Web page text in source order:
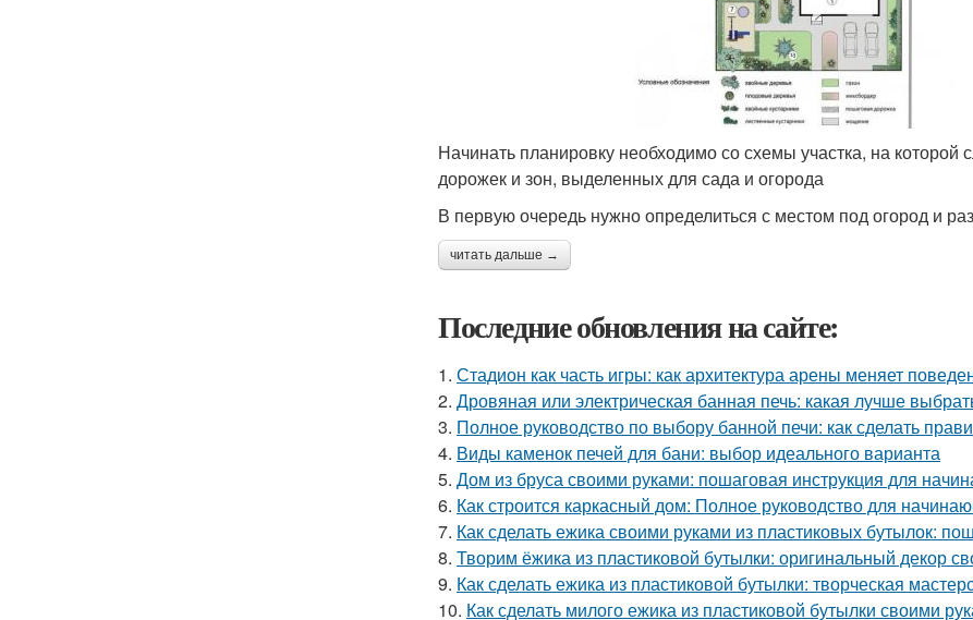
Начинать планировку необходимо со схемы участка, на которой
дорожек и зон, выделенных для сада и огорода
В первую очередь нужно определиться с местом под огород и
читать дальше →
Последние обновления на сайте:
1. Стадион как часть игры: как архитектура арены меняет
2. Дровяная или электрическая банная печь: какая лучше
3. Полное руководство по выбору банной печи: как сделать
4. Виды каменок печей для бани: выбор идеального варианта
5. Дом из бруса своими руками: пошаговая инструкция для
6. Как строится каркасный дом: Полное руководство для
7. Как сделать ежика своими руками из пластиковых бутылок:
8. Творим ёжика из пластиковой бутылки: оригинальный декор
9. Как сделать ежика из пластиковой бутылки: творческая
10. Как сделать милого ежика из пластиковой бутылки своими